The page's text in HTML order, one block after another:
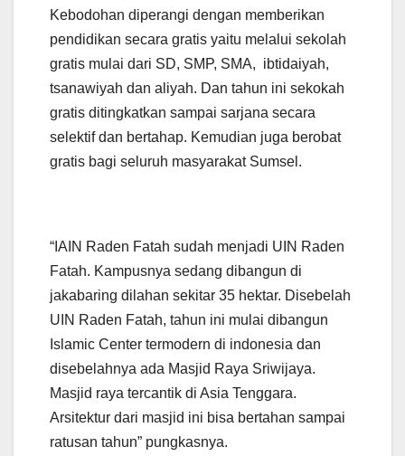
Kebodohan diperangi dengan memberikan
pendidikan secara gratis yaitu melalui sekolah
gratis mulai dari SD, SMP, SMA, ibtidaiyah,
tsanawiyah dan aliyah. Dan tahun ini sekokah
gratis ditingkatkan sampai sarjana secara
selektif dan bertahap. Kemudian juga berobat
gratis bagi seluruh masyarakat Sumsel.
“IAIN Raden Fatah sudah menjadi UIN Raden
Fatah. Kampusnya sedang dibangun di
jakabaring dilahan sekitar 35 hektar. Disebelah
UIN Raden Fatah, tahun ini mulai dibangun
Islamic Center termodern di indonesia dan
disebelahnya ada Masjid Raya Sriwijaya.
Masjid raya tercantik di Asia Tenggara.
Arsitektur dari masjid ini bisa bertahan sampai
ratusan tahun” pungkasnya.